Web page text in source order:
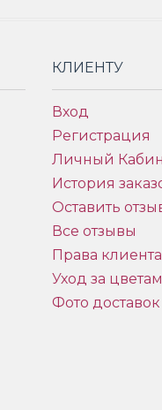
КЛИЕНТУ
Вход
Регистрация
Личный
История
Оставить
Все отзывы
Права клиента
Уход за
Фото доставок